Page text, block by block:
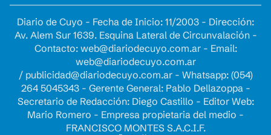
Diario de Cuyo - Fecha de Inicio: 11/2003 - Dirección:
Av. Alem Sur 1639. Esquina Lateral de Circunvalación -
Contacto: web@diariodecuyo.com.ar- Email:
web@diariodecuyo.com.ar
/ publicidad@diariodecuyo.com.ar- Whatsapp: (054)
264 5045343 - Gerente General: Pablo Dellazoppa -
Secretario de Redacción: Diego Castillo - Editor Web:
Mario Romero - Empresa propietaria del medio -
FRANCISCO MONTES S.A.C.I.F.